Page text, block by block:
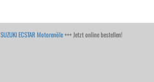
SUZUKI ECSTAR Motorenöle+++ Jetzt online bestellen!